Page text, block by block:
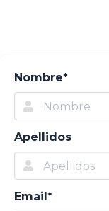
Nombre*
Apellidos
Email*